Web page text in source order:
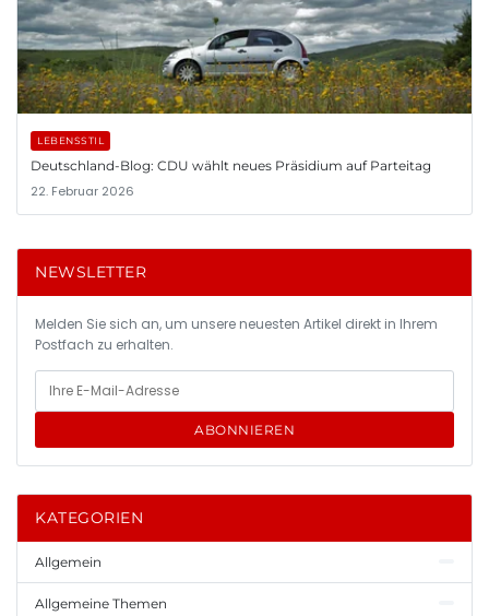
LEBENSSTIL
Deutschland-Blog: CDU wählt neues Präsidium auf Parteitag
22. Februar 2026
NEWSLETTER
Melden Sie sich an, um unsere neuesten Artikel direkt in Ihrem
Postfach zu erhalten.
ABONNIEREN
KATEGORIEN
Allgemein
Allgemeine Themen